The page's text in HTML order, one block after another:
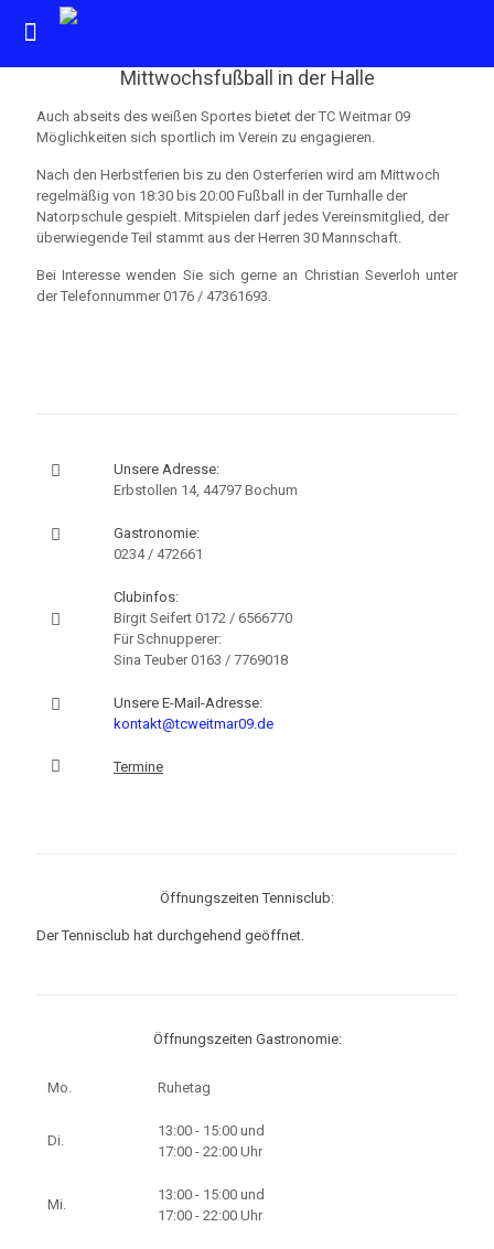
Mittwochsfußball in der Halle
Auch abseits des weißen Sportes bietet der TC Weitmar 09
Möglichkeiten sich sportlich im Verein zu engagieren.
Nach den Herbstferien bis zu den Osterferien wird am Mittwoch
regelmäßig von 18:30 bis 20:00 Fußball in der Turnhalle der
Natorpschule gespielt. Mitspielen darf jedes Vereinsmitglied, der
überwiegende Teil stammt aus der Herren 30 Mannschaft.
Bei Interesse wenden Sie sich gerne an Christian Severloh unter
der Telefonnummer 0176 / 47361693.
Unsere Adresse:
Erbstollen 14, 44797 Bochum
Gastronomie:
0234 / 472661
Clubinfos:
Birgit Seifert 0172 / 6566770
Für Schnupperer:
Sina Teuber0163 / 7769018
Unsere E-Mail-Adresse:
kontakt@tcweitmar09.de
Termine
Öffnungszeiten Tennisclub:
Der Tennisclub hat durchgehend geöffnet.
Öffnungszeiten Gastronomie:
Mo. Ruhetag
Di.
13:00 - 15:00 und
17:00 - 22:00 Uhr
Mi.
13:00 - 15:00 und
17:00 - 22:00 Uhr